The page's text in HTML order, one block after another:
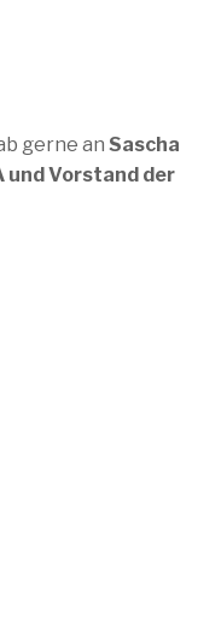
gerne an Sascha
und Vorstand der